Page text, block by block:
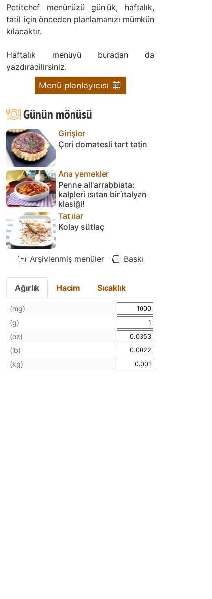
yemek
yazarlari
un
Petitchef menünüzü günlük, haftalık,
tatil için önceden planlamanızı mümkün
kılacaktır.
Haftalık menüyü buradan da
yazdırabilirsiniz.
Menü planlayıcısı
Günün mönüsü
Girişler
Çeri domatesli tart tatin
Ana yemekler
Penne all'arrabbiata:
kalpleri ısıtan bir i̇talyan
klasiği!
Tatlılar
Kolay sütlaç
Arşivlenmiş menüler Baskı
Ağırlık Hacim Sıcaklık
(mg)
(g)
(oz)
(lb)
(kg)